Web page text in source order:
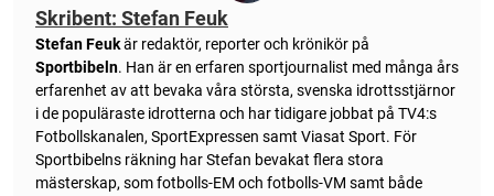
Skribent: Stefan Feuk
Stefan Feukär redaktör, reporter och krönikör på
Sportbibeln. Han är en erfaren sportjournalist med många års
erfarenhet av att bevaka våra största, svenska idrottsstjärnor
i de populäraste idrotterna och har tidigare jobbat på TV4:s
Fotbollskanalen, SportExpressen samt Viasat Sport. För
Sportbibelns räkning har Stefan bevakat flera stora
mästerskap, som fotbolls-EM och fotbolls-VM samt både